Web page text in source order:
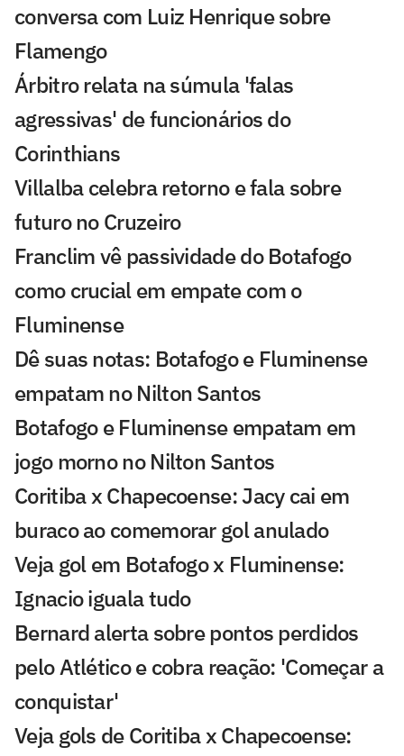
conversa com Luiz Henrique sobre
Flamengo
Árbitro relata na súmula 'falas
agressivas' de funcionários do
Corinthians
Villalba celebra retorno e fala sobre
futuro no Cruzeiro
Franclim vê passividade do Botafogo
como crucial em empate com o
Fluminense
Dê suas notas: Botafogo e Fluminense
empatam no Nilton Santos
Botafogo e Fluminense empatam em
jogo morno no Nilton Santos
Coritiba x Chapecoense: Jacy cai em
buraco ao comemorar gol anulado
Veja gol em Botafogo x Fluminense:
Ignacio iguala tudo
Bernard alerta sobre pontos perdidos
pelo Atlético e cobra reação: 'Começar a
conquistar'
Veja gols de Coritiba x Chapecoense: